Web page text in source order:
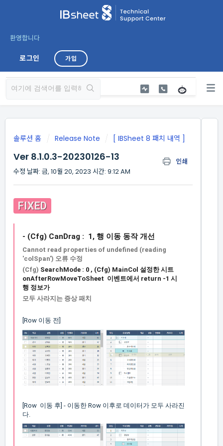
환영합니다
로그인 가입
솔루션 홈 Release Note [ IBSheet 8 패치 내역 ]
Ver 8.1.0.3-20230126-13
인쇄
수정 날짜: 금, 10월 20, 2023 시간: 9:12 AM
FIXED
- (Cfg) CanDrag : 1, 행 이동 동작 개선
Cannot read properties of undefined (reading
'colSpan') 오류 수정
(Cfg) SearchMode : 0 , (Cfg) MainCol 설정한 시트
onAfterRowMoveToSheet 이벤트에서 return -1 시
행 정보가
모두 사라지는 증상 패치
[Row 이동 전]
[Row 이동 후] - 이동한 Row 이후로 데이터가 모두 사라진
다.